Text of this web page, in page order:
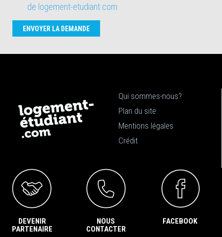
de logement-etudiant.com
ENVOYER LA DEMANDE
Qui sommes-nous?
Plan du site
Mentions légales
Crédit
DEVENIR
PARTENAIRE
NOUS
CONTACTER
FACEBOOK